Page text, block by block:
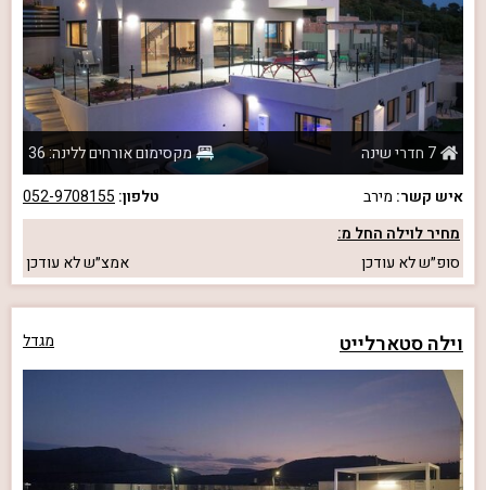
7 חדרי שינה
מקסימום אורחים ללינה: 36
איש קשר: מירב טלפון: 052-9708155
מחיר לוילה החל מ:
סופ״שלא עודכן אמצ״שלא עודכן
וילה סטארלייט מגדל